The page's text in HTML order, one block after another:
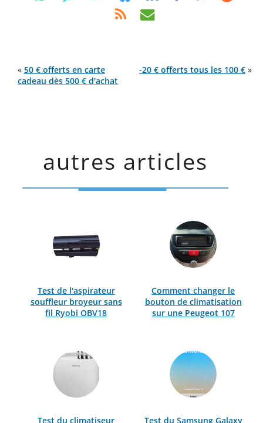
« 50 € offerts en carte
cadeau dès 500 € d'achat
-20 € offerts tous les 100 € »
autres articles
Test de l'aspirateur
souffleur broyeur sans
fil Ryobi OBV18
Comment changer le
bouton de climatisation
sur une Peugeot 107
Test du climatiseur
Test du Samsung Galaxy